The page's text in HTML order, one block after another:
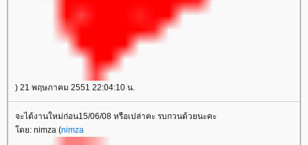
) 21 พฤษภาคม 2551 22:04:10 น.
จะได้งานใหม่ก่อน15/06/08 หรือเปล่าคะ รบกวนด้วยนะคะ
ดย: nimza (nimza